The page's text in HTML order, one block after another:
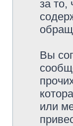
за то,
Вы
или